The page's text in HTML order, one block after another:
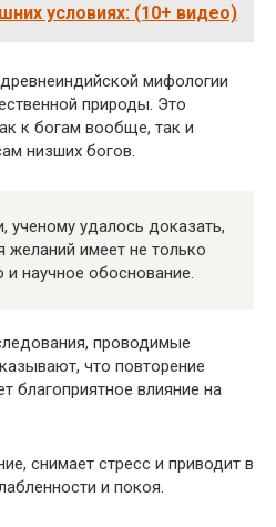
условиях: (10+ видео)
мифологии
природы. Это
к богам вообще, так и
низших богов.
ученому удалось доказать,
желаний имеет не только
научное обоснование.
проводимые
что повторение
благоприятное влияние на
снимает стресс и приводит в
и покоя.